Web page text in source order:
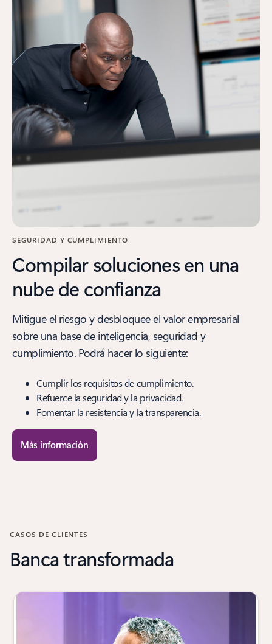
SEGURIDAD Y CUMPLIMIENTO
Compilar soluciones en una
nube de confianza
Mitigue el riesgo y desbloquee el valor empresarial
sobre una base de inteligencia, seguridad y
cumplimiento. Podrá hacer lo siguiente:
Cumplir los requisitos de cumplimiento.
Refuerce la seguridad y la privacidad.
Fomentar la resistencia y la transparencia.
Más información
CASOS DE CLIENTES
Banca transformada